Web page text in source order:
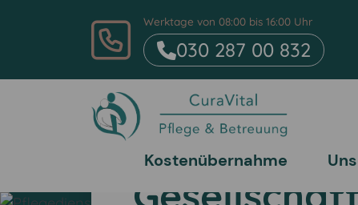
Werktage von 08:00 bis 16:00 Uhr
030 287 00 832
Kostenübernahme